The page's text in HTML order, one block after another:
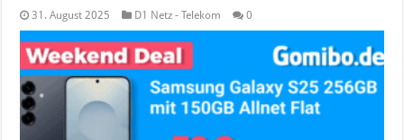
31. August 2025 D1 Netz - Telekom 0